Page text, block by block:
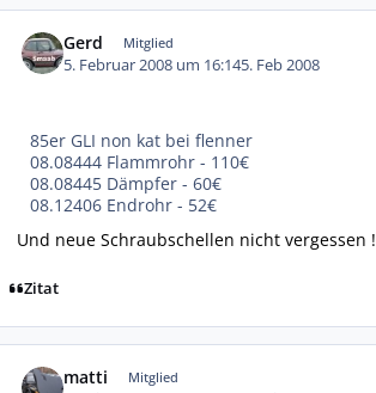
Gerd Mitglied
5. Februar 2008 um 16:145. Feb 2008
85er GLI non kat bei flenner
08.08444 Flammrohr - 110€
08.08445 Dämpfer - 60€
08.12406 Endrohr - 52€
Und neue Schraubschellen nicht vergessen !
Zitat
matti Mitglied